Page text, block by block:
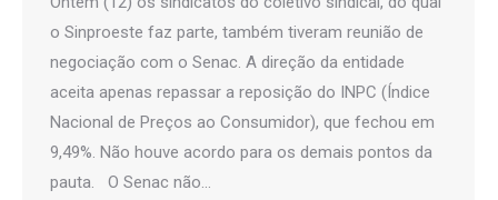
o Sinproeste faz parte, também tiveram reunião de
negociação com o Senac. A direção da entidade
aceita apenas repassar a reposição do INPC (Índice
Nacional de Preços ao Consumidor), que fechou em
9,49%. Não houve acordo para os demais pontos da
pauta. O Senac não…